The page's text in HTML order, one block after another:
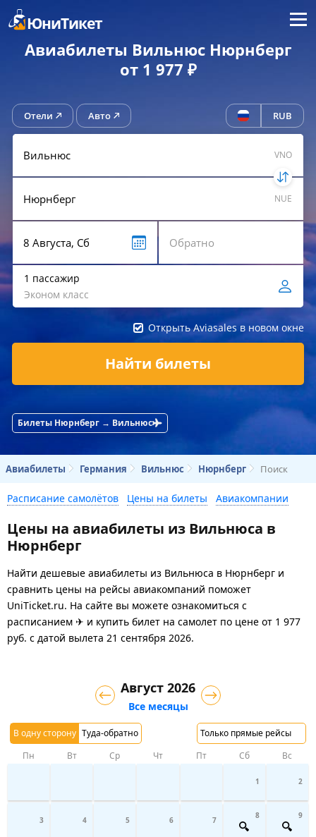
ЮниТикет Меню
Авиабилеты Вильнюс Нюрнберг
от 1 977 ₽
Отели Авто RUB
VNO
NUE
1 пассажир
Эконом класс
Открыть Aviasales в новом окне
Найти билеты
Билеты Нюрнберг → Вильнюс
Авиабилеты Германия Вильнюс Нюрнберг Поиск
Расписание самолётов Цены на билеты Авиакомпании
Цены на авиабилеты из Вильнюса в
Нюрнберг
Найти дешевые авиабилеты из Вильнюса в Нюрнберг и
сравнить цены на рейсы авиакомпаний поможет
UniTicket.ru. На сайте вы можете ознакомиться с
расписанием ✈ и купить билет на самолет по цене от 1 977
руб. с датой вылета 21 сентября 2026.
В одну сторону Туда-обратно Только прямые рейсы
Август 2026
Все месяцы
Пн Вт Ср Чт Пт Сб Вс
1 2
3 4 5 6 7 8 9